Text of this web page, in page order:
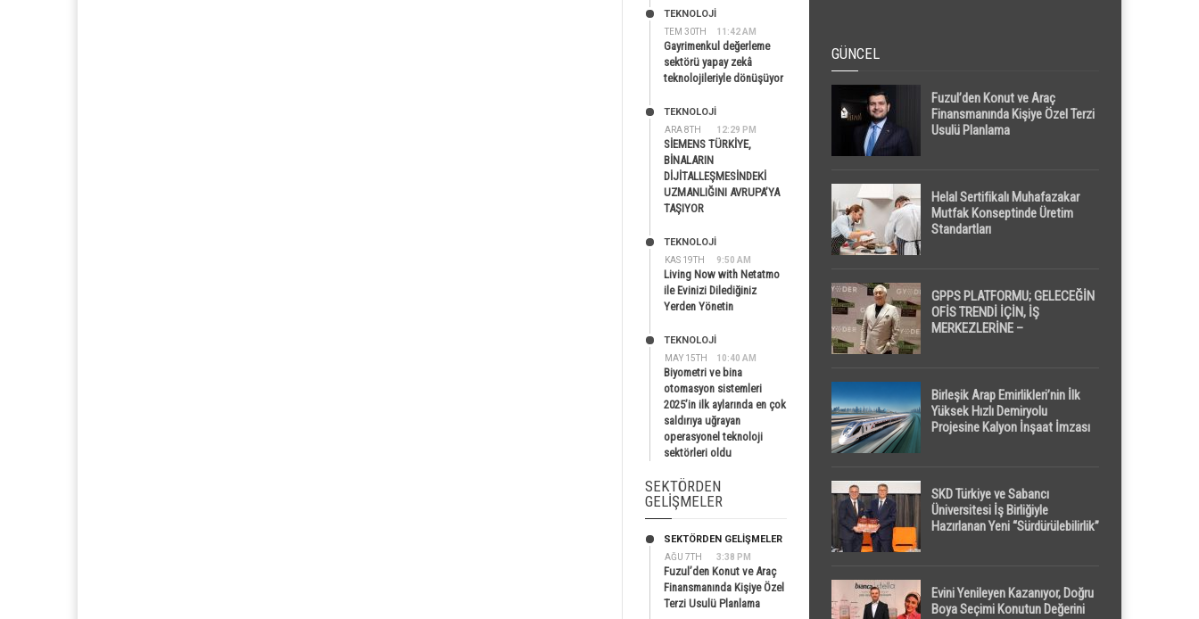
TEM 30TH 11:42 AM
TEKNOLOJİ
Gayrimenkul değerleme
sektörü yapay zekâ
teknolojileriyle dönüşüyor
ARA 8TH 12:29 PM
TEKNOLOJİ
SİEMENS TÜRKİYE,
BİNALARIN
DİJİTALLEŞMESİNDEKİ
UZMANLIĞINI AVRUPA’YA
TAŞIYOR
KAS 19TH 9:50 AM
TEKNOLOJİ
Living Now with Netatmo
ile Evinizi Dilediğiniz
Yerden Yönetin
MAY 15TH 10:40 AM
TEKNOLOJİ
Biyometri ve bina
otomasyon sistemleri
2025’in ilk aylarında en çok
saldırıya uğrayan
operasyonel teknoloji
sektörleri oldu
SEKTÖRDEN
GELIŞMELER
AĞU 7TH 3:38 PM
SEKTÖRDEN GELIŞMELER
Fuzul’den Konut ve Araç
Finansmanında Kişiye Özel
Terzi Usulü Planlama
GÜNCEL
Fuzul’den Konut ve Araç
Finansmanında Kişiye Özel Terzi
Usulü Planlama
Helal Sertifikalı Muhafazakar
Mutfak Konseptinde Üretim
Standartları
GPPS PLATFORMU; GELECEĞİN
OFİS TRENDİ İÇİN, İŞ
MERKEZLERİNE –
Birleşik Arap Emirlikleri’nin İlk
Yüksek Hızlı Demiryolu
Projesine Kalyon İnşaat İmzası
SKD Türkiye ve Sabancı
Üniversitesi İş Birliğiyle
Hazırlanan Yeni “Sürdürülebilirlik”
Evini Yenileyen Kazanıyor, Doğru
Boya Seçimi Konutun Değerini